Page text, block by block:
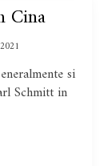
Cina
si
Schmitt in